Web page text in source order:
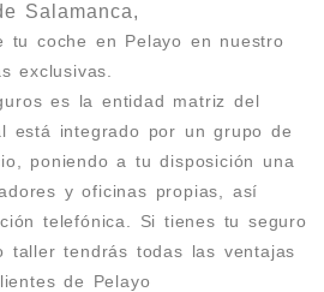
Salamanca,
tu coche en Pelayo en nuestro
exclusivas.
es la entidad matriz del
está integrado por un grupo de
poniendo a tu disposición una
y oficinas propias, así
telefónica. Si tienes tu seguro
taller tendrás todas las ventajas
de Pelayo